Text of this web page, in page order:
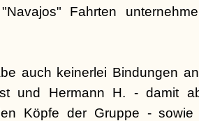
Fahrten
auch keinerlei Bindungen
und Hermann H. - damit
Köpfe der Gruppe -